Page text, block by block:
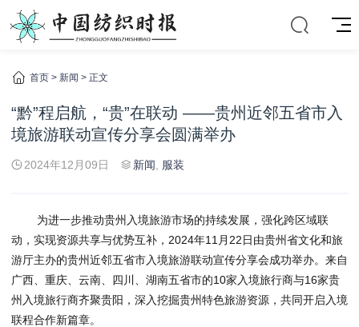
首页 > 新闻 > 正文
“黔”程启航，“贵”在联动 ——贵州近邻五省市入
境旅游联动宣传分享会圆满举办
2024年12月09日 新闻 服装
为进一步推动贵州入境旅游市场的持续发展，强化跨区域联
动，实现资源共享与优势互补，2024年11月22日由贵州省文化和旅
游厅主办的贵州近邻五省市入境旅游联动宣传分享会成功举办。来自
广西、重庆、云南、四川、湖南五省市的10家入境旅行商与16家贵
州入境旅行商齐聚贵阳，深入挖掘贵州特色旅游资源，共同开启入境
联程合作新篇章。